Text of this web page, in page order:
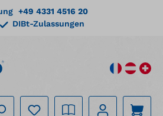
+49 4331 4516 20
DIBt-Zulassungen